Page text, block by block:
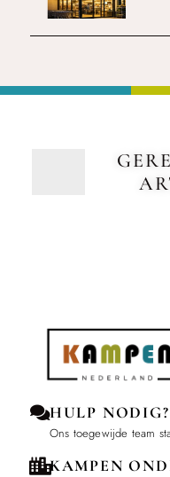
HULP NODIG?
Ons toegewijde team
KAMPEN